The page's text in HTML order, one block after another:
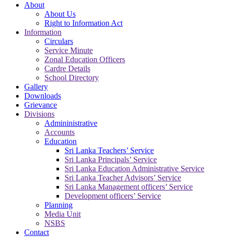
About
About Us
Right to Information Act
Information
Circulars
Service Minute
Zonal Education Officers
Cardre Details
School Directory
Gallery
Downloads
Grievance
Divisions
Admininistrative
Accounts
Education
Sri Lanka Teachers’ Service
Sri Lanka Principals’ Service
Sri Lanka Education Administrative Service
Sri Lanka Teacher Advisors’ Service
Sri Lanka Management officers’ Service
Development officers’ Service
Planning
Media Unit
NSBS
Contact